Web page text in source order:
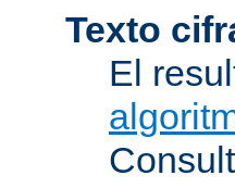
Texto
El